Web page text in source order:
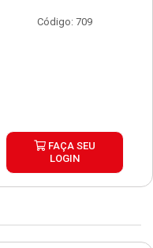
Código: 709
FAÇA SEU
LOGIN